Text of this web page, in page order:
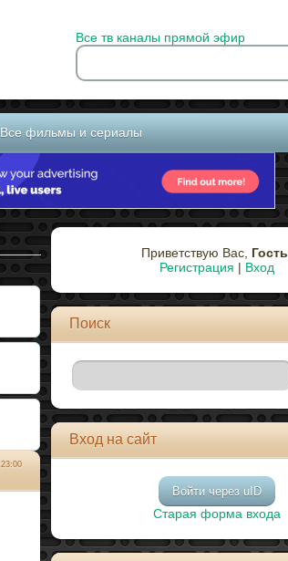
Все тв каналы прямой эфир
Все фильмы и сериалы
23:00
Приветствую Вас Гость
Регистрация | Вход
Поиск
Вход на сайт
Войти через uID
Старая форма входа